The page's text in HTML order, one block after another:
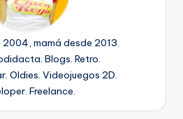
mamá desde 2013.
Blogs. Retro.
Oldies. Videojuegos 2D.
Freelance.